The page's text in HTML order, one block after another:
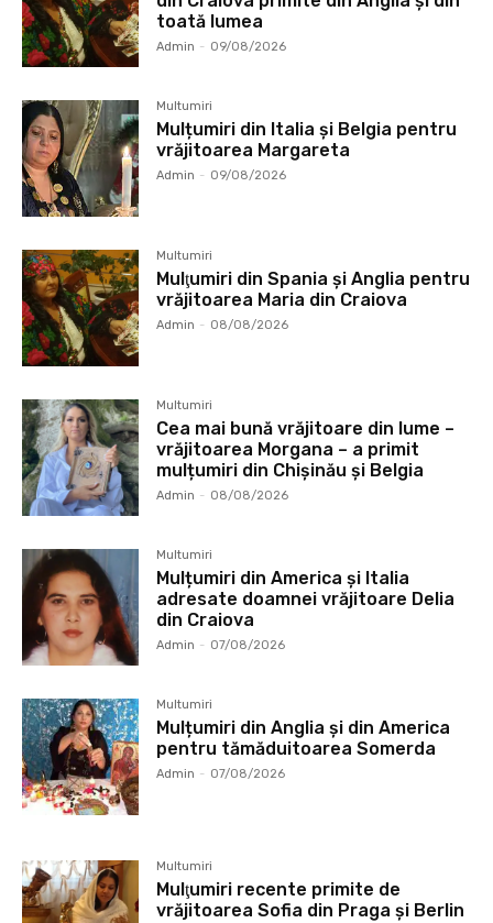
toată lumea
Admin - 09/08/2026
Multumiri
Mulțumiri din Italia și Belgia pentru
vrăjitoarea Margareta
Admin - 09/08/2026
Multumiri
Mulţumiri din Spania şi Anglia pentru
vrăjitoarea Maria din Craiova
Admin - 08/08/2026
Multumiri
Cea mai bună vrăjitoare din lume –
vrăjitoarea Morgana – a primit
mulțumiri din Chișinău și Belgia
Admin - 08/08/2026
Multumiri
Mulțumiri din America și Italia
adresate doamnei vrăjitoare Delia
din Craiova
Admin - 07/08/2026
Multumiri
Mulțumiri din Anglia și din America
pentru tămăduitoarea Somerda
Admin - 07/08/2026
Multumiri
Mulţumiri recente primite de
vrăjitoarea Sofia din Praga și Berlin